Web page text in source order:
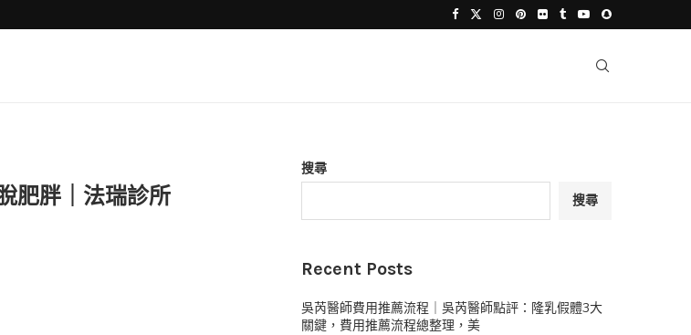
肥胖｜法瑞診所
搜尋
搜尋
Recent Posts
吳芮醫師費用推薦流程｜吳芮醫師點評：隆乳假體3大
關鍵，費用推薦流程總整理，美